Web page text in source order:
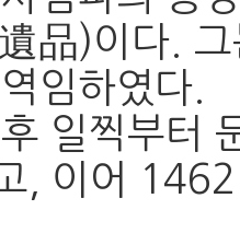
品)이다.
임하였다.
일찍부터
, 이어